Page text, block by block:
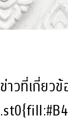
ข่าวที่เกี่ยวข้